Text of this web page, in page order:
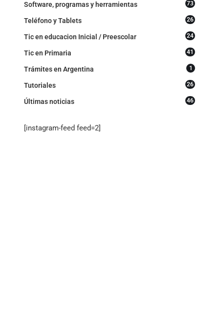
Software, programas y herramientas 73
Teléfono y Tablets 26
Tic en educacion Inicial / Preescolar 24
Tic en Primaria 41
Trámites en Argentina 1
Tutoriales 26
Últimas noticias 46
[instagram-feed feed=2]